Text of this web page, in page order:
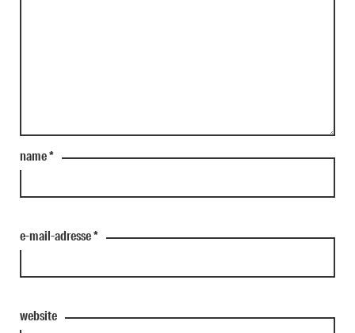
name*
e-mail-adresse*
website